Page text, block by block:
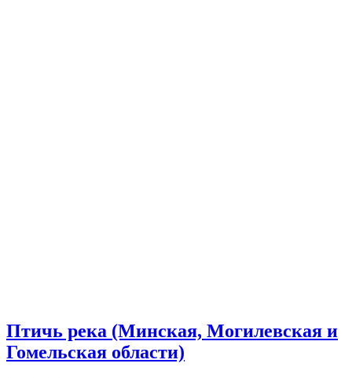
Птичь река (Минская, Могилевская и
Гомельская области)